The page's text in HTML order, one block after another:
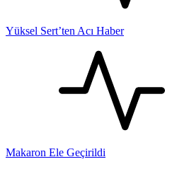
Yüksel Sert’ten Acı Haber
Makaron Ele Geçirildi